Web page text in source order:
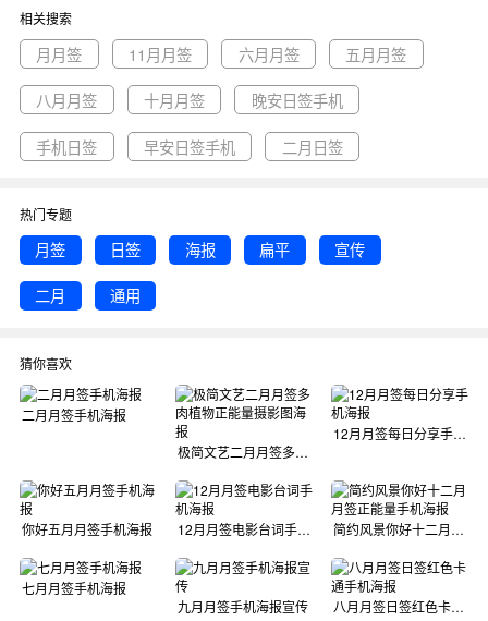
为您推荐与二月月签手机海报相关的专题月月签, 11月月签, 六月月签等优质
图片模板资源。
相关搜索
月月签 11月月签 六月月签 五月月签
八月月签 十月月签 晚安日签手机
手机日签 早安日签手机 二月日签
热门专题
月签 日签 海报 扁平 宣传
二月 通用
猜你喜欢
二月月签手机海报
极简文艺二月月签多肉植物正能量摄影图海报
12月月签每日分享手机海报
你好五月月签手机海报 12月月签电影台词手机海报 简约风景你好十二月月签正能量手机海报
七月月签手机海报
九月月签手机海报宣传
八月月签日签红色卡通手机海报